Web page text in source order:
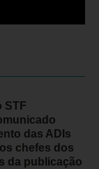
STF
das ADIs
chefes dos
da publicação